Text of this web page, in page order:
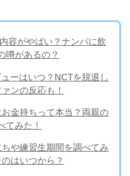
容がやばい？ナンパに飲
噂があるの？
ーはいつ？NCTを脱退し
ンの反応も！
金持ちって本当？両親の
てみた！
や練習生期間を調べてみ
はいつから？